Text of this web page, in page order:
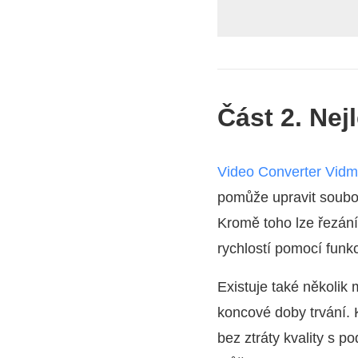
Část 2.
Video Converter
pomůže upravit
Kromě toho lze
rychlostí pomocí
Existuje také několik
koncové doby trvání.
bez ztráty kvality s